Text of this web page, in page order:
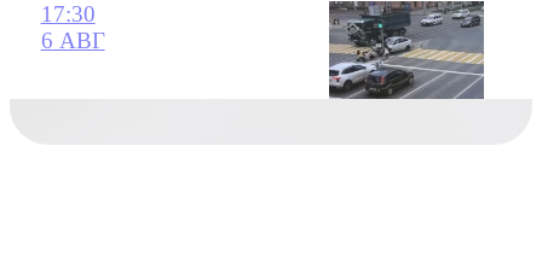
17:30
6 АВГ